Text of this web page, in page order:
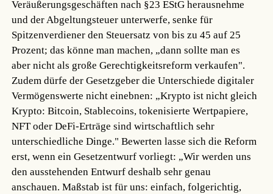
Veräußerungsgeschäften nach §23 EStG herausnehme
und der Abgeltungsteuer unterwerfe, senke für
Spitzenverdiener den Steuersatz von bis zu 45 auf 25
Prozent; das könne man machen, „dann sollte man es
aber nicht als große Gerechtigkeitsreform verkaufen".
Zudem dürfe der Gesetzgeber die Unterschiede digitaler
Vermögenswerte nicht einebnen: „Krypto ist nicht gleich
Krypto: Bitcoin, Stablecoins, tokenisierte Wertpapiere,
NFT oder DeFi-Erträge sind wirtschaftlich sehr
unterschiedliche Dinge." Bewerten lasse sich die Reform
erst, wenn ein Gesetzentwurf vorliegt: „Wir werden uns
den ausstehenden Entwurf deshalb sehr genau
anschauen. Maßstab ist für uns: einfach, folgerichtig,